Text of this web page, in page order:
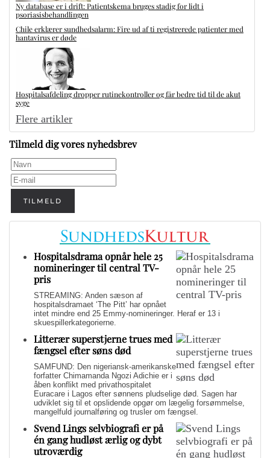
Ny database er i drift: Patientskema bruges stadig for lidt i
psoriasisbehandlingen
Chile erklærer sundhedsalarm: Fire ud af ti registrerede patienter med
hantavirus er døde
Hospitalsafdeling dropper rutinekontroller og får bedre tid til de akut
syge
Flere artikler
Tilmeld dig vores nyhedsbrev
TILMELD
Hospitalsdrama opnår hele 25
nomineringer til central TV-
pris
STREAMING: Anden sæson af
hospitalsdramaet ‘The Pitt’ har opnået
intet mindre end 25 Emmy-nomineringer. Heraf er 13 i
skuespillerkategorierne.
Litterær superstjerne trues med
fængsel efter søns død
SAMFUND: Den nigeriansk-amerikanske
forfatter Chimamanda Ngozi Adichie er i
åben konflikt med privathospitalet
Euracare i Lagos efter sønnens pludselige død. Sagen har
udviklet sig til et opslidende opgør om lægelig forsømmelse,
mangelfuld journalføring og trusler om fængsel.
Svend Lings selvbiografi er på
én gang hudløst ærlig og dybt
utroværdig